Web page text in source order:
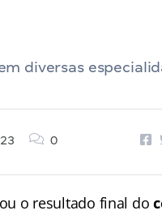
diversas
23 0
o resultado final do